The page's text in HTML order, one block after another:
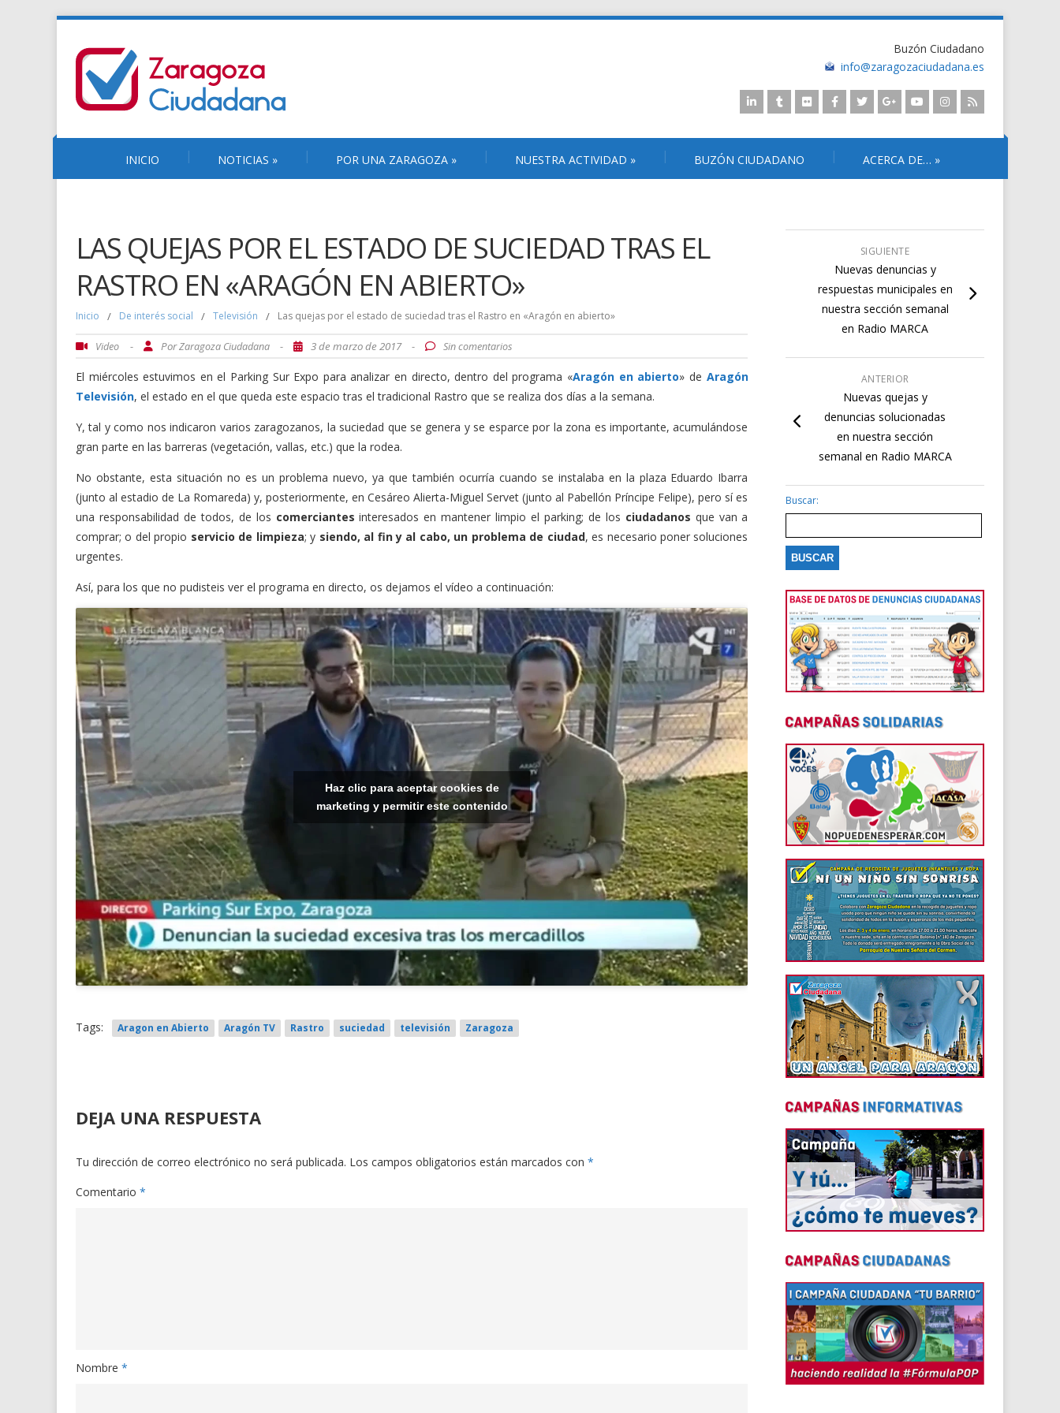
Buzón Ciudadano
info@zaragozaciudadana.es
INICIO NOTICIAS » POR UNA ZARAGOZA » NUESTRA ACTIVIDAD » BUZÓN CIUDADANO ACERCA DE… »
LAS QUEJAS POR EL ESTADO DE SUCIEDAD TRAS EL
RASTRO EN «ARAGÓN EN ABIERTO»
Inicio / De interés social / Televisión / Las quejas por el estado de suciedad tras el Rastro en «Aragón en abierto»
Video - PorZaragoza Ciudadana - 3 de marzo de 2017 - Sin comentarios
El miércoles estuvimos en el Parking Sur Expo para analizar en directo, dentro del programa «Aragón en abierto» de Aragón
Televisión, el estado en el que queda este espacio tras el tradicional Rastro que se realiza dos días a la semana.
Y, tal y como nos indicaron varios zaragozanos, la suciedad que se genera y se esparce por la zona es importante, acumulándose
gran parte en las barreras (vegetación, vallas, etc.) que la rodea.
No obstante, esta situación no es un problema nuevo, ya que también ocurría cuando se instalaba en la plaza Eduardo Ibarra
(junto al estadio de La Romareda) y, posteriormente, en Cesáreo Alierta-Miguel Servet (junto al Pabellón Príncipe Felipe), pero sí es
una responsabilidad de todos, de los comerciantes interesados en mantener limpio el parking; de los ciudadanos que van a
comprar; o del propio servicio de limpieza; y siendo, al fin y al cabo, un problema de ciudad, es necesario poner soluciones
urgentes.
Así, para los que no pudisteis ver el programa en directo, os dejamos el vídeo a continuación:
Haz clic para aceptar cookies de
marketing y permitir este contenido
Tags: Aragon en Abierto Aragón TV Rastro suciedad televisión Zaragoza
DEJA UNA RESPUESTA
Tu dirección de correo electrónico no será publicada. Los campos obligatorios están marcados con *
Comentario *
Nombre *
SIGUIENTE
Nuevas denuncias y
respuestas municipales en
nuestra sección semanal
en Radio MARCA
ANTERIOR
Nuevas quejas y
denuncias solucionadas
en nuestra sección
semanal en Radio MARCA
Buscar: